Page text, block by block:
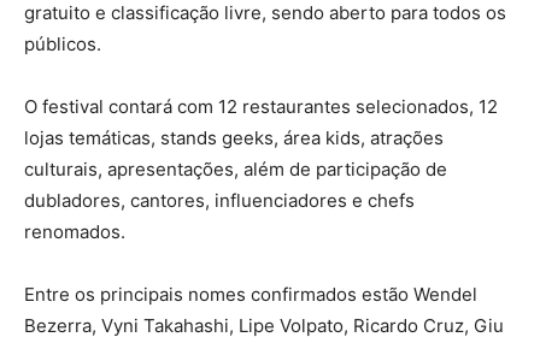
gratuito e classificação livre, sendo aberto para todos os
públicos.
O festival contará com 12 restaurantes selecionados, 12
lojas temáticas, stands geeks, área kids, atrações
culturais, apresentações, além de participação de
dubladores, cantores, influenciadores e chefs
renomados.
Entre os principais nomes confirmados estão Wendel
Bezerra, Vyni Takahashi, Lipe Volpato, Ricardo Cruz, Giu